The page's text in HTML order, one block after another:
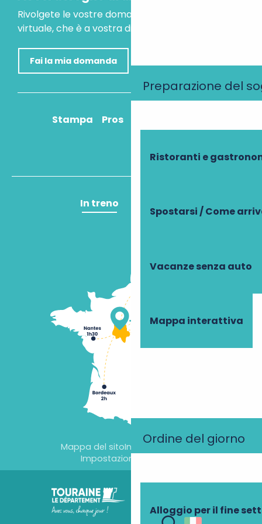
Preparazione del
Ristoranti e
Spostarsi / Come
Vacanze senza auto
Mappa interattiva
Ordine del giorno
Alloggio per il fine
Rivolgete le vostre domande al nostro assistente
virtuale, che è a vostra disposizione per aiutarvi.
Fai la mia domanda
Stampa Pros
In treno
Mappa del sitoInformazioni legali
Impostazioni dei cookie